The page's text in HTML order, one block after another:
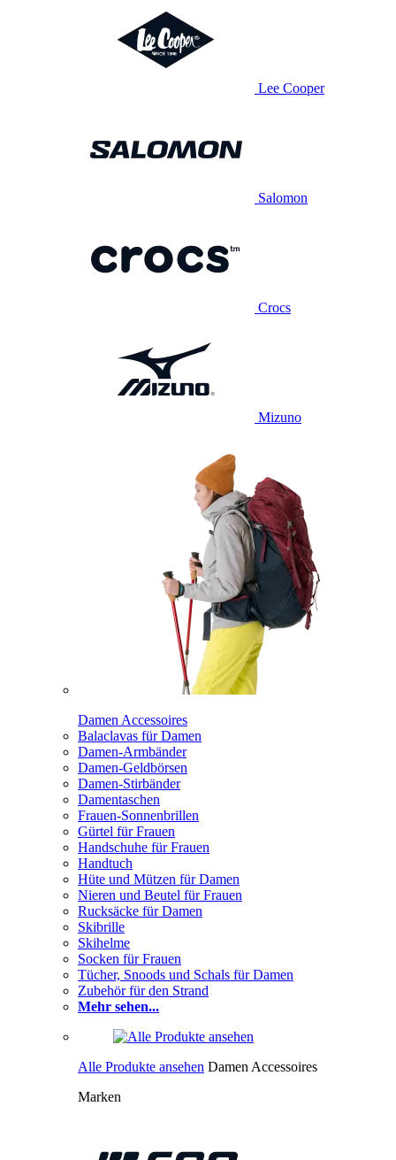
Lee Cooper
Salomon
Crocs
Mizuno
Damen Accessoires
Balaclavas für Damen
Damen-Armbänder
Damen-Geldbörsen
Damen-Stirbänder
Damentaschen
Frauen-Sonnenbrillen
Gürtel für Frauen
Handschuhe für Frauen
Handtuch
Hüte und Mützen für Damen
Nieren und Beutel für Frauen
Rucksäcke für Damen
Skibrille
Skihelme
Socken für Frauen
Tücher, Snoods und Schals für Damen
Zubehör für den Strand
Mehr sehen...
Alle Produkte ansehen Damen Accessoires
Marken